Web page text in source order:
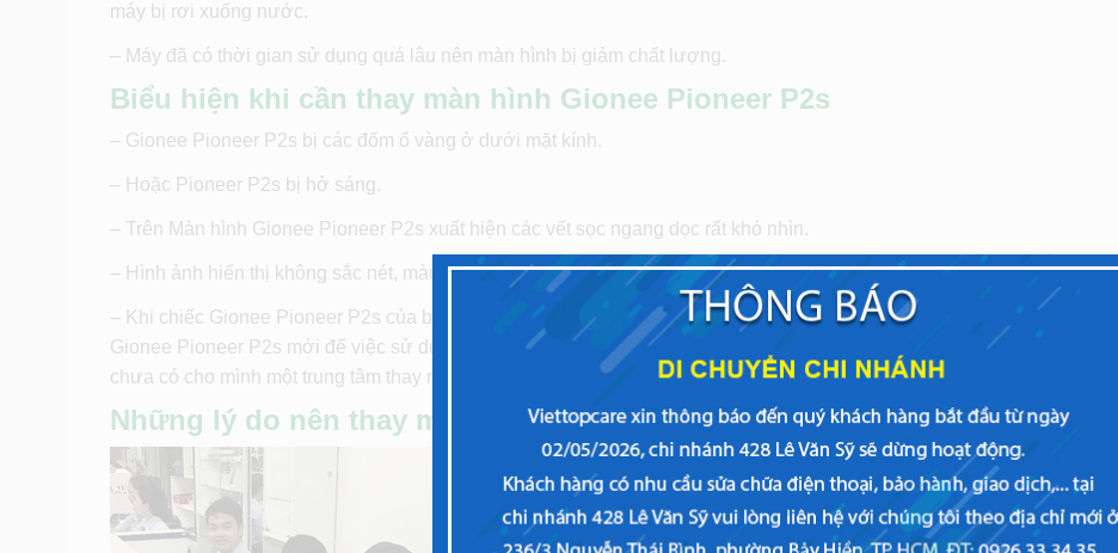
máy bị rơi xuống nước.
– Máy đã có thời gian sử dụng quá lâu nên màn hình bị giảm chất lượng.
Biểu hiện khi cần thay màn hình Gionee Pioneer P2s
– Gionee Pioneer P2s bị các đốm ố vàng ở dưới mặt kính.
– Hoặc Pioneer P2s bị hở sáng.
– Trên Màn hình Gionee Pioneer P2s xuất hiện các vết sọc ngang dọc rất khó nhìn.
– Hình ảnh hiển thị không sắc nét, màu sắc loang lổ, hoặc màn hình P2s mất hẳn hiển thị.
– Khi chiếc Gionee Pioneer P2s của bạn có những biểu hiện như trên, Bạn cần nhanh chóng đưa máy đi thay màn hình
Gionee Pioneer P2s mới để việc sử dụng và liên lạc thông qua smartphone hằng ngày không bị gián đoạn. Nếu bạn vẫn
chưa có cho mình một trung tâm thay màn hình Gionee tin cậy, hãy lựa chọn Viettopcare.
Những lý do nên thay màn hình Gionee Pioneer P2s tại Viettopcare